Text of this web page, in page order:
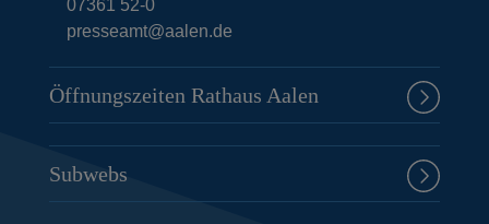
07361 52-0
presseamt@aalen.de
Öffnungszeiten Rathaus Aalen
Subwebs